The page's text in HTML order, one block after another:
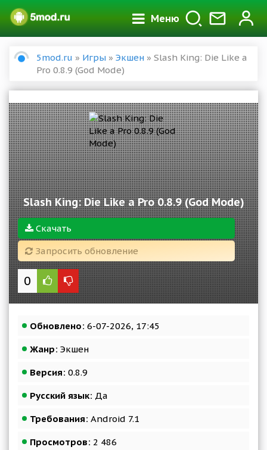
Меню
5mod.ru » Игры » Экшен » Slash King: Die Like a
Pro 0.8.9 (God Mode)
Slash King: Die Like a Pro 0.8.9 (God Mode)
Скачать
Запросить обновление
0
Обновлено: 6-07-2026, 17:45
Жанр: Экшен
Версия: 0.8.9
Русский язык: Да
Требования: Android 7.1
Просмотров: 2 486